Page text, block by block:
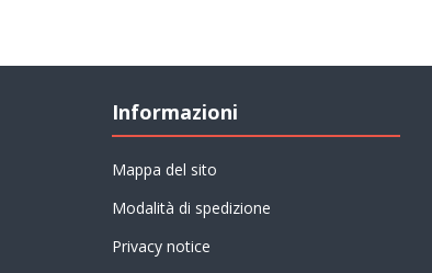
Informazioni
Mappa del sito
Modalità di spedizione
Privacy notice